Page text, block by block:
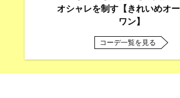
オシャレを制す【きれいめオ
ワン】
コーデ一覧を見る